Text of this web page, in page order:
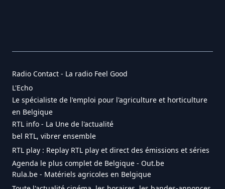
Radio Contact - La radio Feel Good
L'Echo
Le spécialiste de l'emploi pour l'agriculture et horticulture
en Belgique
RTL info - La Une de l'actualité
bel RTL, vibrer ensemble
RTL play : Replay RTL play et direct des émissions et séries
Agenda le plus complet de Belgique - Out.be
Rula.be - Matériels agricoles en Belgique